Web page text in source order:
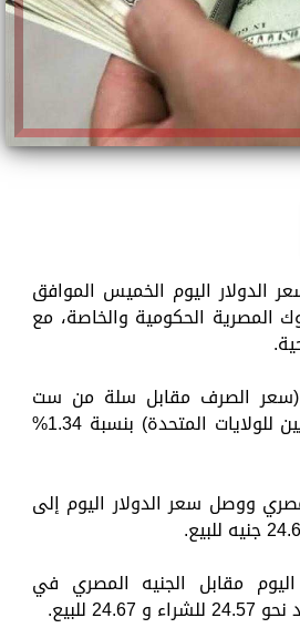
الدولار اليوم الخميس الموافق
البنوك المصرية الحكومية والخاصة، مع
(سعر الصرف مقابل سلة من ست
عملات للشركاء التجاريين للولايات المتحدة) بنسبة 1.34%
ووصل سعر الدولار اليوم إلى
مقابل الجنيه المصري في
للبيع.